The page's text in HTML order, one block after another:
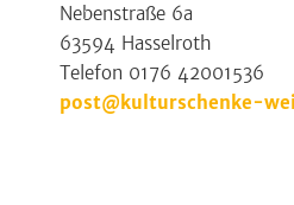
Nebenstraße 6a
63594 Hasselroth
Telefon 0176 42001536
post@kulturschenke-